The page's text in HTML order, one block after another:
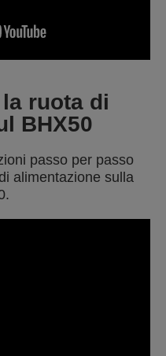
ruota di
BHX50
passo per passo
alimentazione sulla